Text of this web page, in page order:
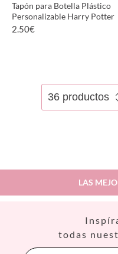
Tapón para Botella Plástico
Personalizable Harry Potter
2.50€
LAS
todas